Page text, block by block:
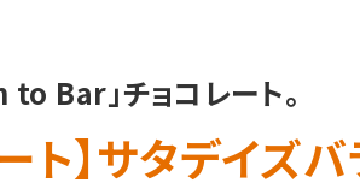
近い・回数
会社紹介・沿革
齢から探す ポイント交換
Bar」チョコレート。
ト】サタデイズ